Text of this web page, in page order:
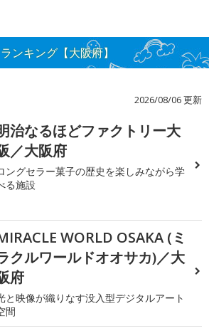
ンキング【大阪府】
2026/08/06 更新
治なるほどファクトリー大
／大阪府
ングセラー菓子の歴史を楽しみながら学
る施設
WORLD OSAKA (ミ
クルワールドオオサカ)／大
府
と映像が織りなす没入型デジタルアート
間